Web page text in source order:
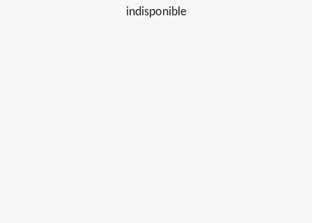
indisponible